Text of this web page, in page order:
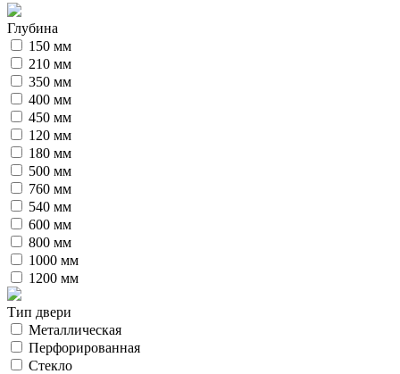
Глубина
150 мм
210 мм
350 мм
400 мм
450 мм
120 мм
180 мм
500 мм
760 мм
540 мм
600 мм
800 мм
1000 мм
1200 мм
Тип двери
Металлическая
Перфорированная
Стекло